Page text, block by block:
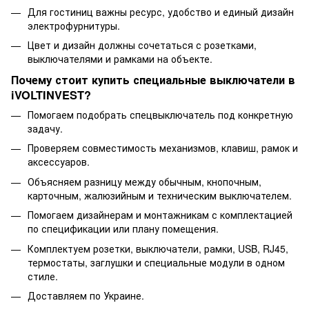
Для гостиниц важны ресурс, удобство и единый дизайн
электрофурнитуры.
Цвет и дизайн должны сочетаться с розетками,
выключателями и рамками на объекте.
Почему стоит купить специальные выключатели в
iVOLTINVEST?
Помогаем подобрать спецвыключатель под конкретную
задачу.
Проверяем совместимость механизмов, клавиш, рамок и
аксессуаров.
Объясняем разницу между обычным, кнопочным,
карточным, жалюзийным и техническим выключателем.
Помогаем дизайнерам и монтажникам с комплектацией
по спецификации или плану помещения.
Комплектуем розетки, выключатели, рамки, USB, RJ45,
термостаты, заглушки и специальные модули в одном
стиле.
Доставляем по Украине.